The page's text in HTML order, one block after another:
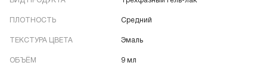
ПЛОТНОСТЬ Средний
ТЕКСТУРА ЦВЕТА Эмаль
ОБЪЁМ 9 мл